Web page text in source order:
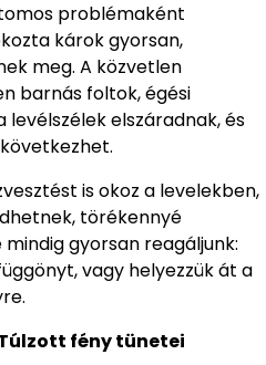
problémaként
károk gyorsan,
meg. A közvetlen
barnás foltok, égési
levélszélek elszáradnak, és
is okoz a levelekben,
törékennyé
gyorsan reagáljunk:
vagy helyezzük át a
fény tünetei